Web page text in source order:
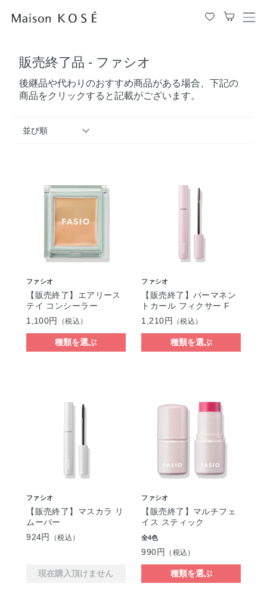
メ
販売終了品 - ファシオ
後継品や代わりのおすすめ商品がある場合、下記の
商品をクリックすると記載がございます。
並び順
ファシオ
【販売終了】エアリース
テイ コンシーラー
1,100円
（税込）
種類を選ぶ
ファシオ
【販売終了】パーマネン
トカール フィクサー F
1,210円
（税込）
種類を選ぶ
ファシオ
【販売終了】マスカラ リ
ムーバー
924円
（税込）
現在購入頂けません
ファシオ
【販売終了】マルチフェ
イス スティック
全4色
990円 （税込）
種類を選ぶ